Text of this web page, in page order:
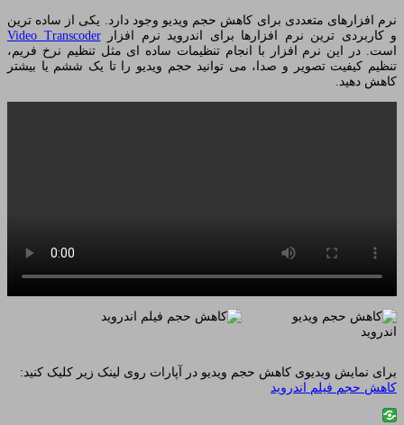
نرم افزارهای متعددی برای کاهش حجم ویدیو وجود دارد. یکی از ساده ترین
و کاربردی ترین نرم افزارها برای اندروید نرم افزارVideo Transcoder
است. در این نرم افزار با انجام تنظیمات ساده ای مثل تنظیم نرخ فریم،
تنظیم کیفیت تصویر و صدا، می توانید حجم ویدیو را تا یک ششم یا بیشتر
کاهش دهید.
برای نمایش ویدیوی کاهش حجم ویدیو در آپارات روی لینک زیر کلیک کنید:
کاهش حجم فیلم اندروید